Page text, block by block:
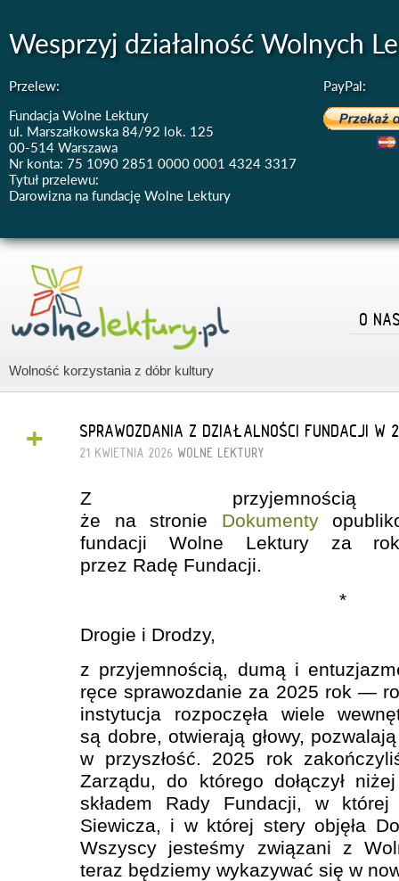
Wesprzyj działalność Wolnych
Przelew:
Fundacja Wolne Lektury
ul. Marszałkowska 84/92 lok. 125
00-514 Warszawa
Nr konta: 75 1090 2851 0000 0001 4324 3317
Tytuł przelewu:
Darowizna na fundację Wolne Lektury
PayPal:
Wolność korzystania z dóbr kultury
O
+ SPRAWOZDANIA Z DZIAŁALNOŚCI FUNDACJI W
21 KWIETNIA 2026 WOLNE LEKTURY
Z przyjemnością
że na stronie Dokumenty
fundacji Wolne Lektury za
przez Radę Fundacji.
*
Drogie i Drodzy,
z przyjemnością, dumą i
ręce sprawozdanie za 2025 rok —
instytucja rozpoczęła wiele
są dobre, otwierają głowy,
w przyszłość. 2025 rok
Zarządu, do którego dołączył
składem Rady Fundacji, w której
Siewicza, i w której stery objęła
Wszyscy jesteśmy związani z
teraz będziemy wykazywać się w